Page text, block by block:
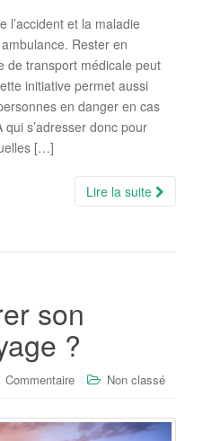
l’accident et la maladie
Rester en
de transport médicale peut
initiative permet aussi
en danger en cas
s’adresser donc pour
[…]
Lire la suite
son
?
Commentaire Non classé